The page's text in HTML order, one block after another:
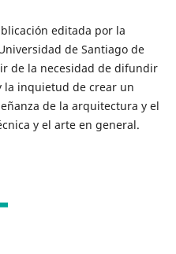
editada por la
de Santiago de
de la necesidad de difundir
la inquietud de crear un
de la arquitectura y el
y el arte en general.